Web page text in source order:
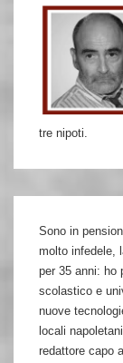
carcerazione
tre nipoti.
Sono in
molto infedele,
per 35 anni: ho
scolastico e
nuove
locali
redattore capo